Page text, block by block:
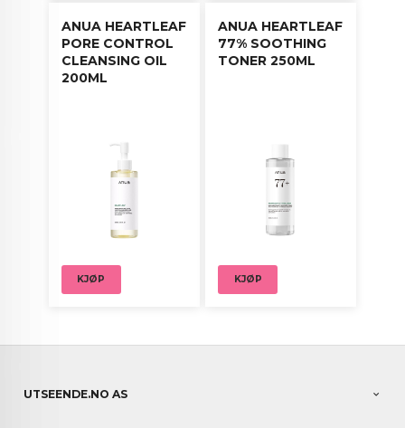
ANUA HEARTLEAF
PORE CONTROL
CLEANSING OIL
200ML
KJØP
ANUA HEARTLEAF
77% SOOTHING
TONER 250ML
KJØP
UTSEENDE.NO AS